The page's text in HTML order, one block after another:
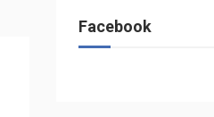
Facebook